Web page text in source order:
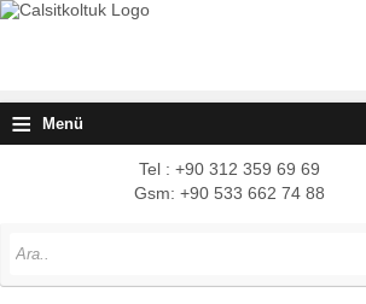
≡ Menü
Tel : +90 312 359 69 69
Gsm: +90 533 662 74 88